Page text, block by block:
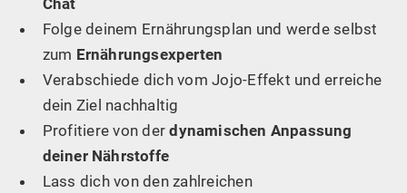
Folge deinem Ernährungsplan und werde selbst
zum Ernährungsexperten
Verabschiede dich vom Jojo-Effekt und erreiche
dein Ziel nachhaltig
Profitiere von derdynamischen Anpassung
deiner Nährstoffe
Lass dich von den zahlreichen